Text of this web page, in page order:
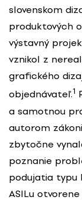
slovenskom
produktových
výstavný
vznikol z
grafického
objednávateľ.1
a samotnou
autorom
zbytočne
poznanie
podujatia typu
ASILu